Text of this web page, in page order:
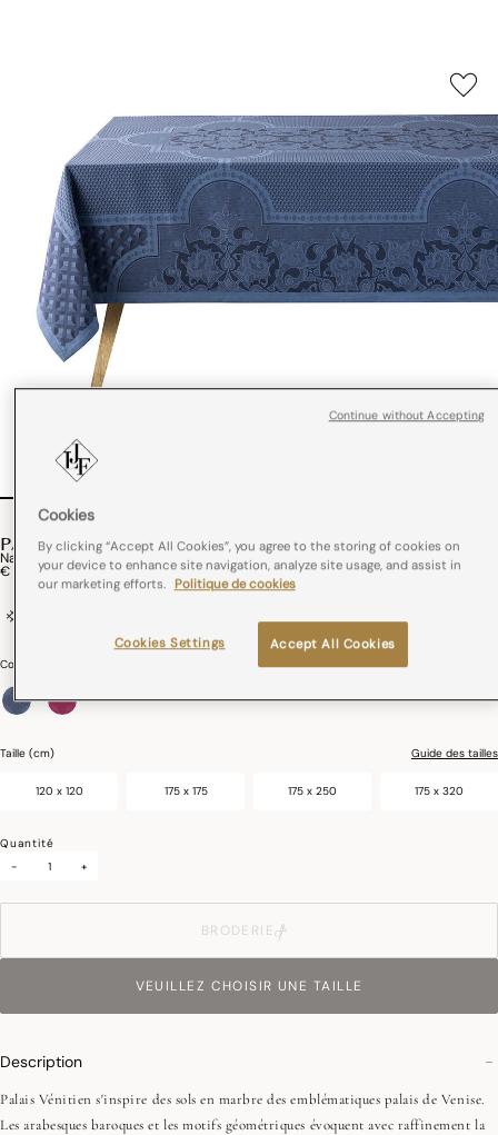
PALAIS VÉNITIEN
Nappe Palais Vénitien Coton
€ 79,00
Couleurs :
Taille (cm) Guide des tailles
120 x 120 175 x 175 175 x 250 175 x 320
Quantité
-
+
BRODERIE
VEUILLEZ CHOISIR UNE TAILLE
Description
Palais Vénitien s'inspire des sols en marbre des emblématiques palais de Venise.
Les arabesques baroques et les motifs géométriques évoquent avec raffinement la
Cookies
By clicking “Accept All Cookies”, you agree to the storing of cookies on
your device to enhance site navigation, analyze site usage, and assist in
our marketing efforts. Politique de cookies
Accept All Cookies
Cookies Settings
Continue without Accepting